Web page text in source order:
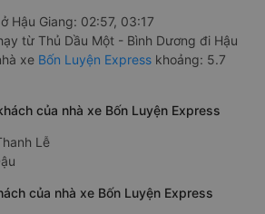
Hậu Giang: 02:57, 03:17
từ Thủ Dầu Một - Bình Dương đi Hậu
xe Bốn Luyện Express khoảng: 5.7
của nhà xe Bốn Luyện Express
Lễ
của nhà xe Bốn Luyện Express